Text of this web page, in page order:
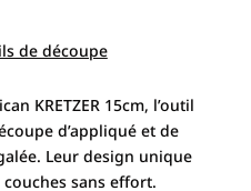
de découpe
KRETZER 15cm, l’outil
d’appliqué et de
Leur design unique
couches sans effort.